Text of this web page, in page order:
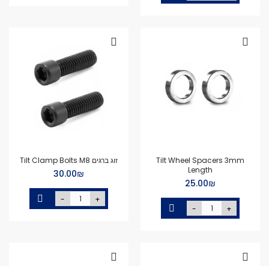
Tilt Wheel Spacers 3mm
Length
₪‏25.00
- +
זוג ברגים Tilt Clamp Bolts M8
₪‏30.00
- +